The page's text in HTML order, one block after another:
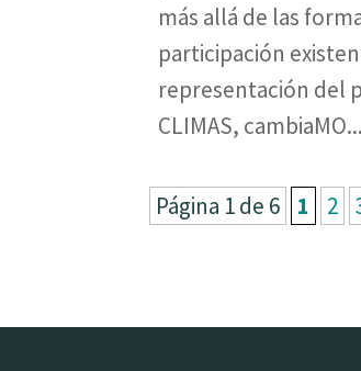
más allá de las
participación
representación del
CLIMAS, cambiaMO...
Página 1 de 6 1 2